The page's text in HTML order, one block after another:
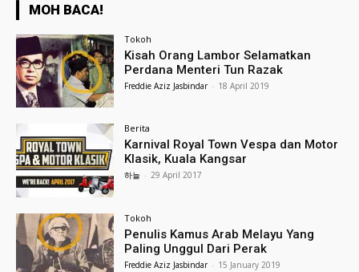
MOH BACA!
Tokoh
Kisah Orang Lambor Selamatkan
Perdana Menteri Tun Razak
Freddie Aziz Jasbindar - 18 April 2019
Berita
Karnival Royal Town Vespa dan Motor
Klasik, Kuala Kangsar
하늘 - 29 April 2017
Tokoh
Penulis Kamus Arab Melayu Yang
Paling Unggul Dari Perak
Freddie Aziz Jasbindar - 15 January 2019